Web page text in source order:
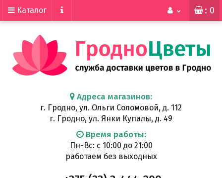
: 0
Каталог
Адреса магазинов:
г. Гродно, ул. Ольги Соломовой, д. 112
г. Гродно, ул. Янки Купалы, д. 49
Время работы:
Пн-Вс: с 10:00 до 21:00
работаем без выходных